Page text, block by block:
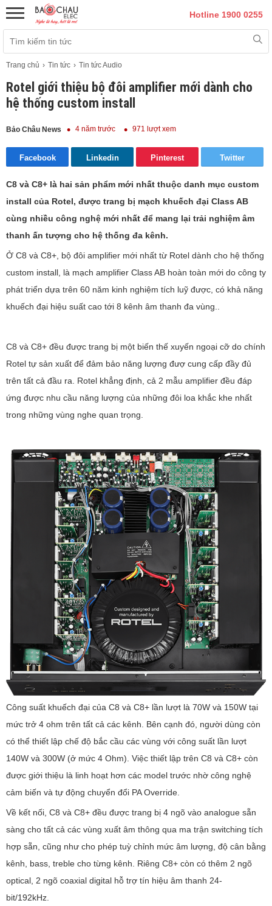
Hotline 1900 0255
Trang chủ Tin tức Tin tức Audio
Rotel giới thiệu bộ đôi amplifier mới dành cho
hệ thống custom install
Bảo Châu News 4 năm trước 971 lượt xem
Facebook Linkedin Pinterest Twitter
C8 và C8+ là hai sản phẩm mới nhất thuộc danh mục custom
install của Rotel, được trang bị mạch khuếch đại Class AB
cùng nhiều công nghệ mới nhất để mang lại trải nghiệm âm
thanh ấn tượng cho hệ thống đa kênh.
Ở C8 và C8+, bộ đôi amplifier mới nhất từ Rotel dành cho hệ thống
custom install, là mạch amplifier Class AB hoàn toàn mới do công ty
phát triển dựa trên 60 năm kinh nghiệm tích luỹ được, có khả năng
khuếch đại hiệu suất cao tới 8 kênh âm thanh đa vùng..
C8 và C8+ đều được trang bị một biến thế xuyến ngoại cỡ do chính
Rotel tự sản xuất để đảm bảo năng lượng đượ cung cấp đầy đủ
trên tất cả đầu ra. Rotel khẳng định, cả 2 mẫu amplifier đều đáp
ứng được nhu cầu năng lượng của những đôi loa khắc khe nhất
trong những vùng nghe quan trọng.
Công suất khuếch đại của C8 và C8+ lần lượt là 70W và 150W tại
mức trở 4 ohm trên tất cả các kênh. Bên cạnh đó, người dùng còn
có thể thiết lập chế độ bắc cầu các vùng với công suất lần lượt
140W và 300W (ở mức 4 Ohm). Việc thiết lập trên C8 và C8+ còn
được giới thiệu là linh hoạt hơn các model trước nhờ công nghệ
cảm biến và tự động chuyển đổi PA Override.
Về kết nối, C8 và C8+ đều được trang bị 4 ngõ vào analogue sẵn
sàng cho tất cả các vùng xuất âm thông qua ma trận switching tích
hợp sẵn, cũng như cho phép tuỳ chỉnh mức âm lượng, độ cân bằng
kênh, bass, treble cho từng kênh. Riêng C8+ còn có thêm 2 ngõ
optical, 2 ngõ coaxial digital hỗ trợ tín hiệu âm thanh 24-
bit/192kHz.